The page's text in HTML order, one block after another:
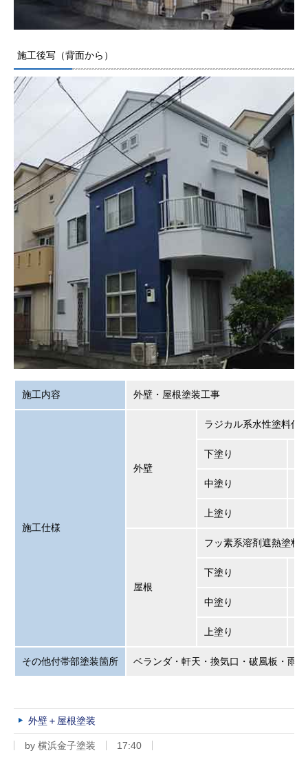
施工後写（背面から）
施工内容 外壁・屋根塗装工事
施工仕様
外壁
ラジカル系水性塗料仕
下塗り
中塗り
上塗り
屋根
フッ素系溶剤遮熱塗料
下塗り
中塗り
上塗り
その他付帯部塗装箇所 ベランダ・軒天・換気口・破風板・雨
外壁＋屋根塗装
by 横浜金子塗装 17:40